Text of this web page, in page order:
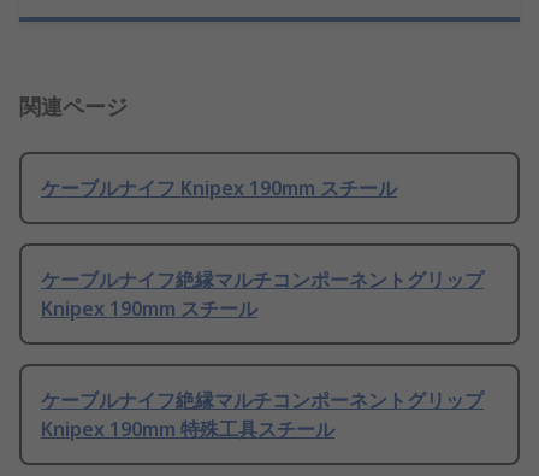
関連ページ
ケーブルナイフ Knipex 190mm スチール
ケーブルナイフ絶縁マルチコンポーネントグリップ
Knipex 190mm スチール
ケーブルナイフ絶縁マルチコンポーネントグリップ
Knipex 190mm 特殊工具スチール